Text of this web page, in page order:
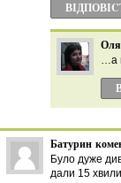
…а
Батурин
Було дуже
дали 15